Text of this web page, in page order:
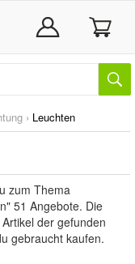
› Leuchten
zum Thema
51 Angebote. Die
der gefunden
gebraucht kaufen.